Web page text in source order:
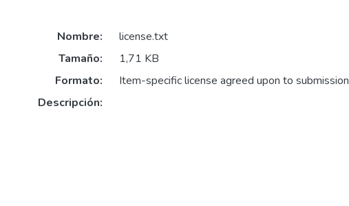
Nombre:
license.txt
Tamaño:
1,71 KB
Formato:
Item-specific license agreed upon to submission
Descripción: